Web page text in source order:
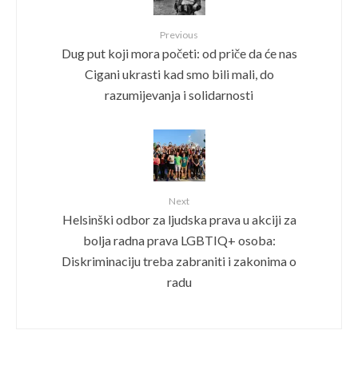
Previous
Dug put koji mora početi: od priče da će nas
Cigani ukrasti kad smo bili mali, do
razumijevanja i solidarnosti
Next
Helsinški odbor za ljudska prava u akciji za
bolja radna prava LGBTIQ+ osoba:
Diskriminaciju treba zabraniti i zakonima o
radu